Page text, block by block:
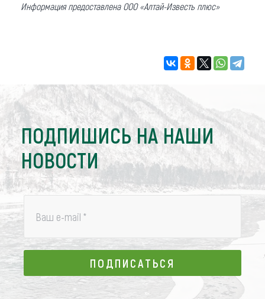
Информация предоставлена ООО «Алтай-Известь плюс»
ПОДПИШИСЬ НА НАШИ
НОВОСТИ
Ваш e-mail *
ПОДПИСАТЬСЯ
ПОДПИСАТЬСЯ